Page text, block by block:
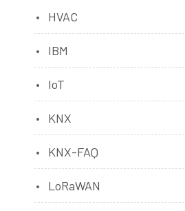
HVAC
IBM
IoT
KNX
KNX-FAQ
LoRaWAN